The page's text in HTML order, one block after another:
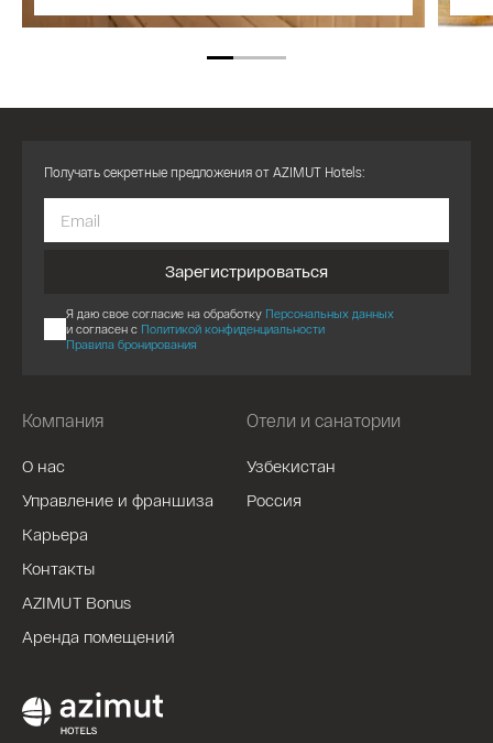
Компания
О нас
Управление и франшиза
Карьера
Контакты
AZIMUT Bonus
Аренда помещений
Отели и санатории
Узбекистан
Россия
Получать секретные предложения от AZIMUT Hotels:
Зарегистрироваться
Я даю свое согласие на обработку Персональных данных
и согласен с Политикой конфиденциальности
Правила бронирования